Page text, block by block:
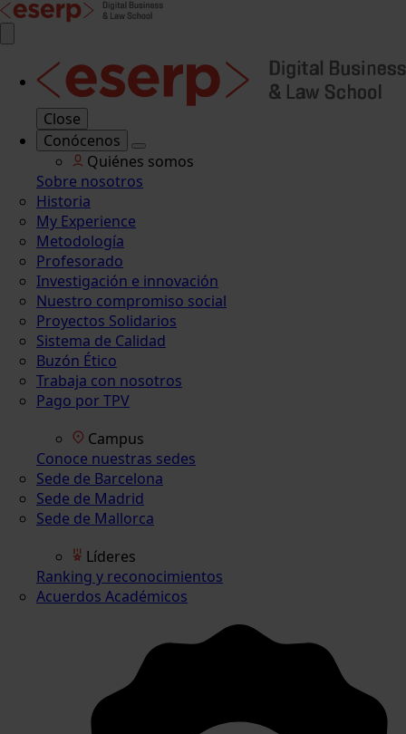
Close
Conócenos
Quiénes somos
Sobre nosotros
Historia
My Experience
Metodología
Profesorado
Investigación e innovación
Nuestro compromiso social
Proyectos Solidarios
Sistema de Calidad
Buzón Ético
Trabaja con nosotros
Pago por TPV
Campus
Conoce nuestras sedes
Sede de Barcelona
Sede de Madrid
Sede de Mallorca
Líderes
Ranking y reconocimientos
Acuerdos Académicos